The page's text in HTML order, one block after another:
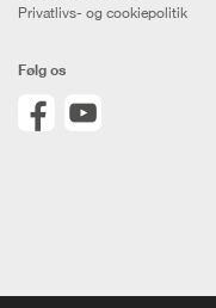
Privatlivs- og cookiepolitik
Følg os